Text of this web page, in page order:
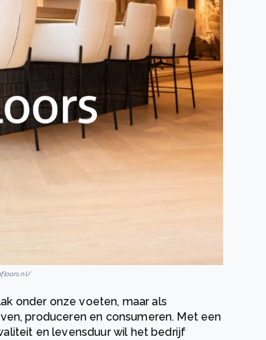
onder onze voeten, maar als
produceren en consumeren. Met een
en levensduur wil het bedrijf